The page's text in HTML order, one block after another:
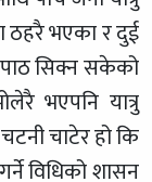
ठहरै भएका र दुई
पाठ सिक्न सकेको
भएपनि यात्रु
चाटेर हो कि
विधिको शासन